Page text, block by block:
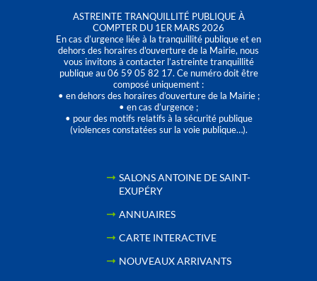
ASTREINTE TRANQUILLITÉ PUBLIQUE À
COMPTER DU 1ER MARS 2026
En cas d’urgence liée à la tranquillité publique et en
dehors des horaires d'ouverture de la Mairie, nous
vous invitons à contacter l’astreinte tranquillité
publique au 06 59 05 82 17. Ce numéro doit être
composé uniquement :
• en dehors des horaires d’ouverture de la Mairie ;
• en cas d’urgence ;
• pour des motifs relatifs à la sécurité publique
(violences constatées sur la voie publique…).
SALONS ANTOINE DE SAINT-
EXUPÉRY
ANNUAIRES
CARTE INTERACTIVE
NOUVEAUX ARRIVANTS